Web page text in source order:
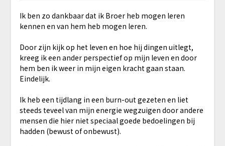
Ik ben zo dankbaar dat ik Broer heb mogen leren
kennen en van hem heb mogen leren.
Door zijn kijk op het leven en hoe hij dingen uitlegt,
kreeg ik een ander perspectief op mijn leven en door
hem ben ik weer in mijn eigen kracht gaan staan.
Eindelijk.
Ik heb een tijdlang in een burn-out gezeten en liet
steeds teveel van mijn energie wegzuigen door andere
mensen die hier niet speciaal goede bedoelingen bij
hadden (bewust of onbewust).